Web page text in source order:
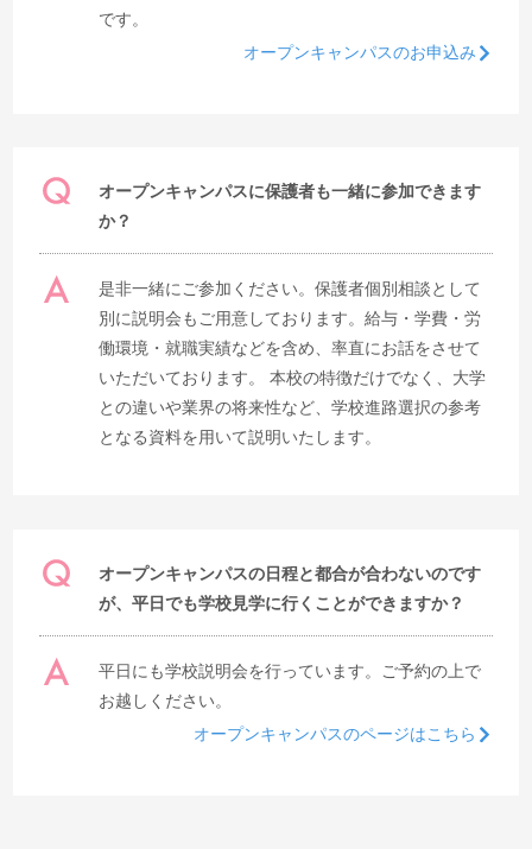
です。
オープンキャンパスのお申込み
オープンキャンパスに保護者も一緒に参加できます
か？
是非一緒にご参加ください。保護者個別相談として
別に説明会もご用意しております。給与・学費・労
働環境・就職実績などを含め、率直にお話をさせて
いただいております。 本校の特徴だけでなく、大学
との違いや業界の将来性など、学校進路選択の参考
となる資料を用いて説明いたします。
オープンキャンパスの日程と都合が合わないのです
が、平日でも学校見学に行くことができますか？
平日にも学校説明会を行っています。ご予約の上で
お越しください。
オープンキャンパスのページはこちら